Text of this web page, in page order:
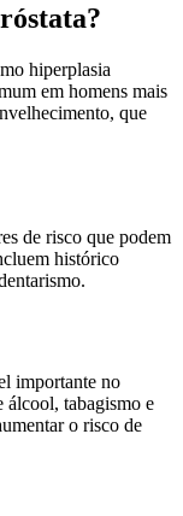
hiperplasia
em homens mais
que
de risco que podem
histórico
importante no
álcool, tabagismo e
o risco de